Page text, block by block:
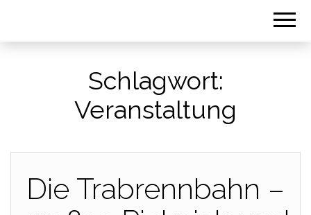
Schlagwort:
Veranstaltung
Die Trabrennbahn –